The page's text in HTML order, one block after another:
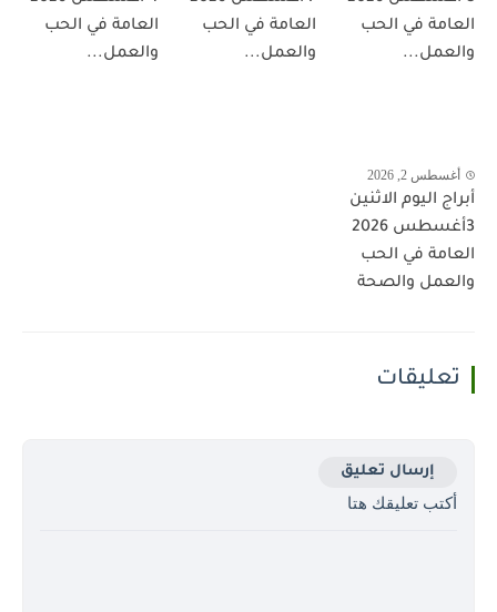
العامة في الحب
والعمل...
العامة في الحب
والعمل...
العامة في الحب
والعمل...
أغسطس 2, 2026
أبراج اليوم الاثنين
3أغسطس 2026
العامة في الحب
والعمل والصحة
تعليقات
إرسال تعليق
أكتب تعليقك هتا